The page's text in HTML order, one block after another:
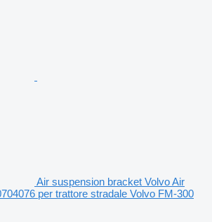
Air suspension bracket Volvo Air
per trattore stradale Volvo FM-300